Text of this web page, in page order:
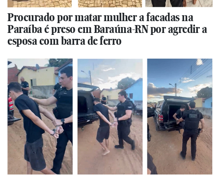
Procurado por matar mulher a facadas na
Paraíba é preso em Baraúna-RN por agredir a
esposa com barra de ferro